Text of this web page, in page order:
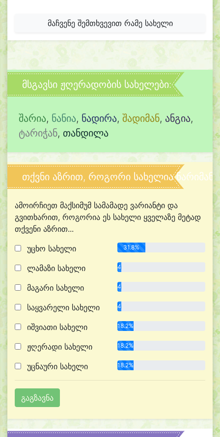
მაჩვენე შემთხვევით რამე სახელი
მსგავსი ჟღერადობის სახელები:
შარია, ნანია, ნადირა, შადიმან, ანგია,
ტარიჭან, თანდილა
თქვნი აზრით, როგორი სახელია ნარიმან?
ამოირჩიეთ მაქსიმუმ სამამადე ვარიანტი და
გვითხარით, როგორია ეს სახელი ყველაზე მეტად
თქვენი აზრით...
უცხო სახელი
31.8%
ლამაზი სახელი 4.5%
მაგარი სახელი 4.5%
საყვარელი სახელი 4.5%
იშვიათი სახელი 18.2%
ჟღერადი სახელი 18.2%
უცნაური სახელი 18.2%